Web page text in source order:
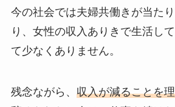
今の社会では夫婦共働きが当た
り、女性の収入ありきで生活し
て少なくありません。
残念ながら、 収入が減ることを